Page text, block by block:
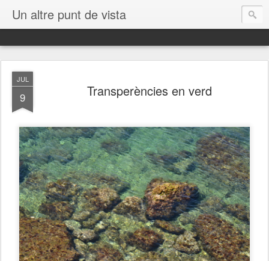
Un altre punt de vista
JUL
9 Transperències en verd